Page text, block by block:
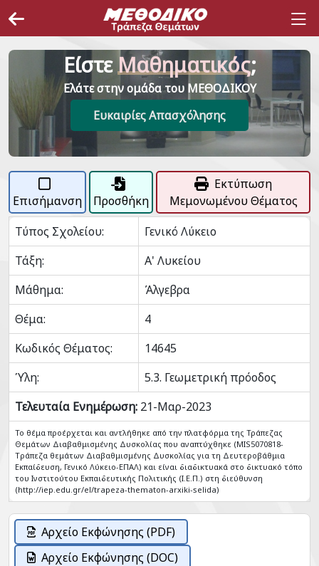
ΕίστεΜαθηματικός;
Ελάτε στην ομάδα του ΜΕΘΟΔΙΚΟΥ
Ευκαιρίες Απασχόλησης
Επισήμανση Προσθήκη
Εκτύπωση
Μεμονωμένου Θέματος
Τύπος Σχολείου:
Γενικό Λύκειο
Τάξη:
Α' Λυκείου
Μάθημα:
Άλγεβρα
Θέμα:
4
Κωδικός Θέματος:
14645
Ύλη:
5.3. Γεωμετρική πρόοδος
Τελευταία Ενημέρωση: 21-Μαρ-2023
Το θέμα προέρχεται και αντλήθηκε από την πλατφόρμα της Τράπεζας
Θεμάτων Διαβαθμισμένης Δυσκολίας που αναπτύχθηκε (MIS5070818-
Tράπεζα θεμάτων Διαβαθμισμένης Δυσκολίας για τη Δευτεροβάθμια
Εκπαίδευση, Γενικό Λύκειο-ΕΠΑΛ) και είναι διαδικτυακά στο δικτυακό τόπο
του Ινστιτούτου Εκπαιδευτικής Πολιτικής (Ι.Ε.Π.) στη διεύθυνση
(http://iep.edu.gr/el/trapeza-thematon-arxiki-selida)
Αρχείο Εκφώνησης (PDF)
Αρχείο Εκφώνησης (DOC)